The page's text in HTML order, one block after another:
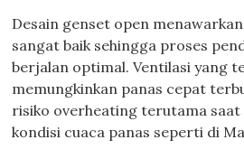
Desain genset open
sangat baik sehingga proses
berjalan optimal. Ventilasi yang
memungkinkan panas cepat
risiko overheating terutama saat
kondisi cuaca panas seperti di